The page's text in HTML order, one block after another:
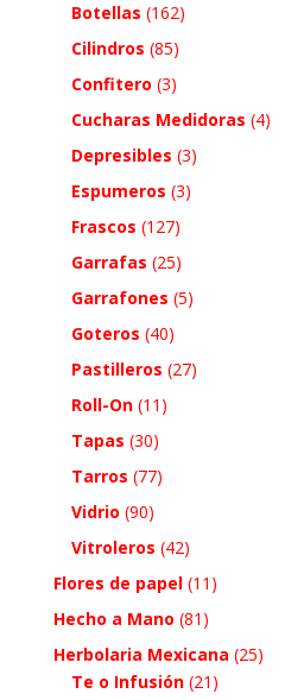
Botellas (162)
Cilindros (85)
Confitero (3)
Cucharas Medidoras (4)
Depresibles (3)
Espumeros (3)
Frascos (127)
Garrafas (25)
Garrafones (5)
Goteros (40)
Pastilleros (27)
Roll-On (11)
Tapas (30)
Tarros (77)
Vidrio (90)
Vitroleros (42)
Flores de papel (11)
Hecho a Mano (81)
Herbolaria Mexicana (25)
Te o Infusión (21)